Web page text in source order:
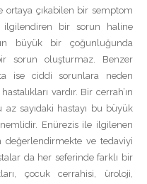
ortaya çıkabilen bir semptom
ilgilendiren bir sorun haline
büyük bir çoğunluğunda
sorun oluşturmaz. Benzer
ise ciddi sorunlara neden
vardır. Bir cerrah’ın
sayıdaki hastayı bu büyük
Enürezis ile ilgilenen
değerlendirmekte ve tedaviyi
da her seferinde farklı bir
çocuk cerrahisi, üroloji,